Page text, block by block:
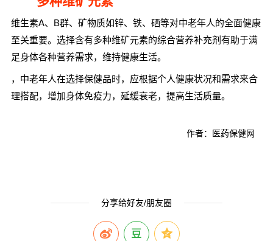
维生素A、B群、矿物质如锌、铁、硒等对中老年人的全面健康
至关重要。选择含有多种维矿元素的综合营养补充剂有助于满
足身体各种营养需求，维持健康生活。
，中老年人在选择保健品时，应根据个人健康状况和需求来合
理搭配，增加身体免疫力，延缓衰老，提高生活质量。
作者：医药保健网
分享给好友/朋友圈